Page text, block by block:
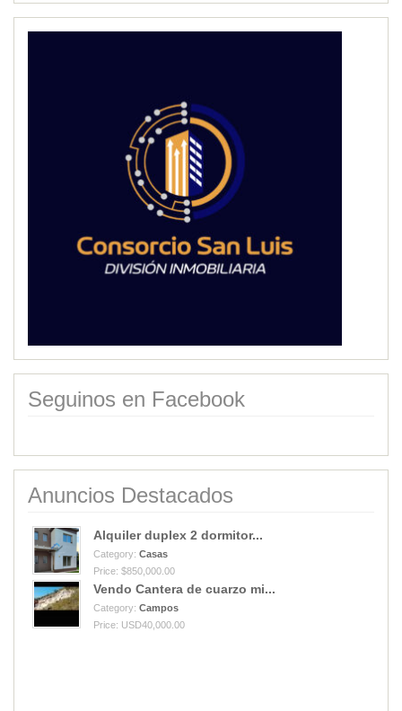
Seguinos en Facebook
Anuncios Destacados
Alquiler duplex 2 dormitor...
Category: Casas
Price: $850,000.00
Vendo Cantera de cuarzo mi...
Category: Campos
Price: USD40,000.00